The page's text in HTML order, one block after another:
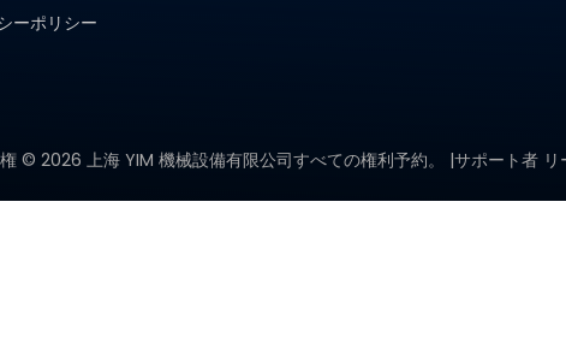
ーポリシー
© 2026 上海 YIM 機械設備有限公司すべての権利予約。 |サポート者